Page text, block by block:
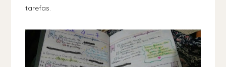
tarefas.